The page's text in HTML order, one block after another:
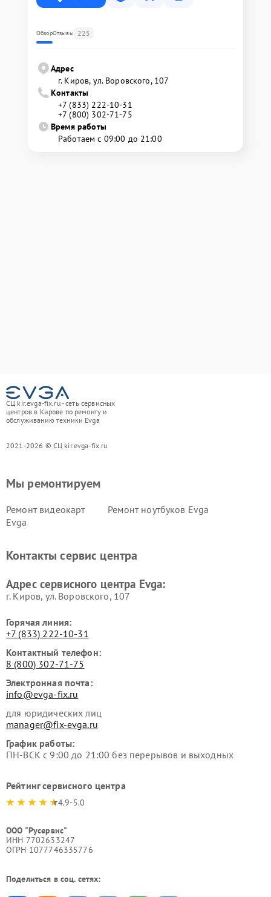
ОбзорОтзывы 225
Адрес
г. Киров, ул. Воровского, 107
Контакты
+7 (833) 222-10-31
+7 (800) 302-71-75
Время работы
Работаем с 09:00 до 21:00
СЦ kir.evga-fix.ru - сеть сервисных
центров в Кирове по ремонту и
обслуживанию техники Evga
2021-2026 © СЦ kir.evga-fix.ru
Мы ремонтируем
Ремонт видеокарт
Evga
Ремонт ноутбуков Evga
Контакты сервис центра
Адрес сервисного центра Evga:
г. Киров, ул. Воровского, 107
Горячая линия:
+7 (833) 222-10-31
Контактный телефон:
8 (800) 302-71-75
Электронная почта:
info@evga-fix.ru
для юридических лиц
manager@fix-evga.ru
График работы:
ПН-ВСК с 9:00 до 21:00 без перерывов и выходных
Рейтинг сервисного центра
4.9-5.0
ООО "Русервис"
ИНН 7702633247
ОГРН 1077746335776
Поделиться в соц. сетях: